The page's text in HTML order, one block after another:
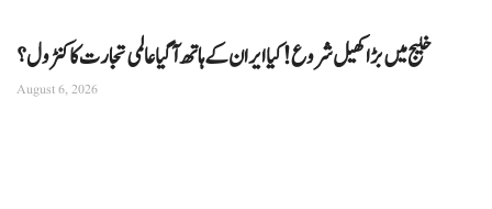
خلیج میں بڑا کھیل شروع! کیا ایران کے ہاتھ آ گیا عالمی تجارت کا کنٹرول؟
August 6, 2026